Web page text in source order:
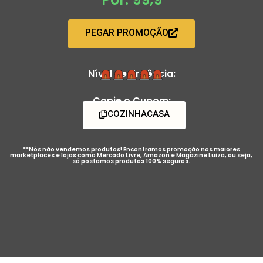
PEGAR PROMOÇÃO
Nível de Urgência:
Copie o Cupom:
COZINHACASA
**Nós não vendemos produtos! Encontramos promoção nos maiores
marketplaces e lojas como Mercado Livre, Amazon e Magazine Luiza, ou seja,
só postamos produtos 100% seguros.